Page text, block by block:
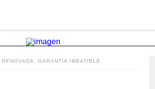
GARANTÍA IMBATIBLE